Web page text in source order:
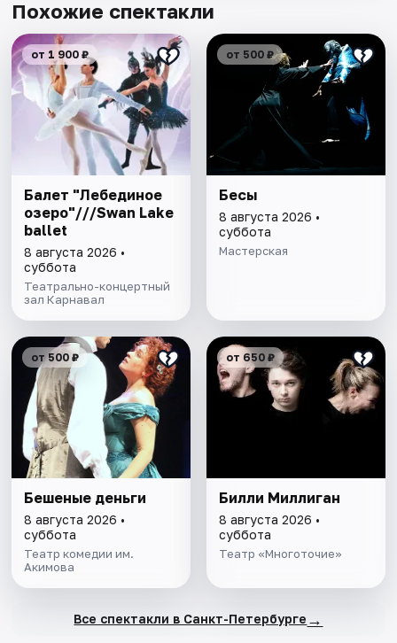
Похожие спектакли
от 1 900 ₽
Балет "Лебединое
озеро"///Swan Lake
ballet
8 августа 2026 •
суббота
Театрально-концертный
зал Карнавал
от 500 ₽
Бесы
8 августа 2026 •
суббота
Мастерская
от 500 ₽
Бешеные деньги
8 августа 2026 •
суббота
Театр комедии им.
Акимова
от 650 ₽
Билли Миллиган
8 августа 2026 •
суббота
Театр «Многоточие»
Все спектакли в Санкт-Петербурге →